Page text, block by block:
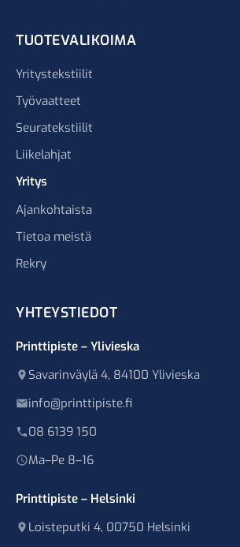
TUOTEVALIKOIMA
Yritystekstiilit
Työvaatteet
Seuratekstiilit
Liikelahjat
Yritys
Ajankohtaista
Tietoa meistä
Rekry
YHTEYSTIEDOT
Printtipiste – Ylivieska
Savarinväylä 4, 84100 Ylivieska
info@printtipiste.fi
08 6139 150
Ma–Pe 8–16
Printtipiste – Helsinki
Loisteputki 4, 00750 Helsinki